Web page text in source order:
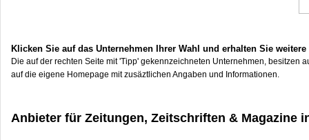
Klicken Sie auf das Unternehmen Ihrer Wahl und erhalten Sie
Die auf der rechten Seite mit 'Tipp' gekennzeichneten Unternehmen, besitzen
auf die eigene Homepage mit zusäztlichen Angaben und Informationen.
Anbieter für Zeitungen, Zeitschriften & Magazine